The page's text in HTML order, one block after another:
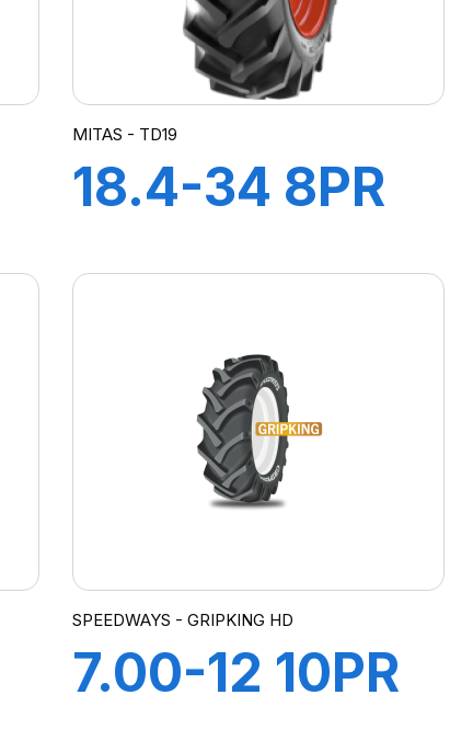
MITAS - TD19
18.4-34 8PR
SPEEDWAYS - GRIPKING HD
7.00-12 10PR